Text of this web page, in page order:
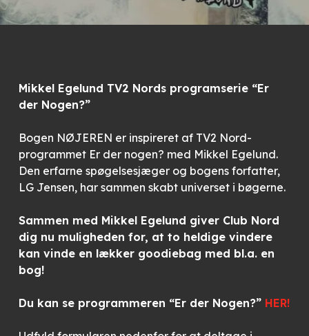
Mikkel Egelund TV2 Nords programserie “Er
der Nogen?”
Bogen NØJEREN er inspireret af TV2 Nord-
programmet Er der nogen? med Mikkel Egelund.
Den erfarne spøgelsesjæger og bogens forfatter,
LG Jensen, har sammen skabt universet i bøgerne.
Sammen med Mikkel Egelund giver Club Nord
dig nu muligheden for, at to heldige vindere
kan vinde en lækker goodiebag med bl.a. en
bog!
Du kan se programmeren “Er der Nogen?” HER!